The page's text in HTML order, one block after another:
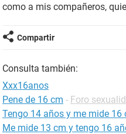
como a mis compañeros,
Compartir
Consulta también:
Xxx16anos
Pene de 16 cm - Foro
Tengo 14 años y me mide 16
Me mide 13 cm y tengo 16